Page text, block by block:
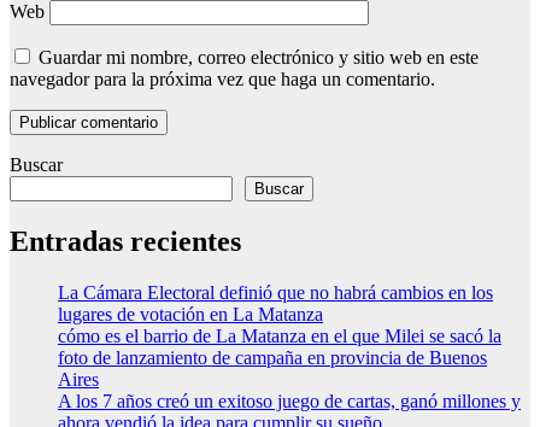
Web
Guardar mi nombre, correo electrónico y sitio web en este
navegador para la próxima vez que haga un comentario.
Buscar
Buscar
Entradas recientes
La Cámara Electoral definió que no habrá cambios en los
lugares de votación en La Matanza
cómo es el barrio de La Matanza en el que Milei se sacó la
foto de lanzamiento de campaña en provincia de Buenos
Aires
A los 7 años creó un exitoso juego de cartas, ganó millones y
ahora vendió la idea para cumplir su sueño